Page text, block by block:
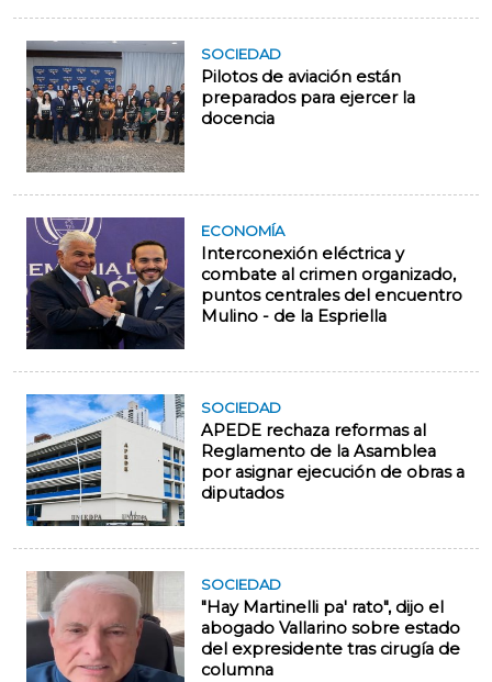
SOCIEDAD
Pilotos de aviación están
preparados para ejercer la
docencia
ECONOMÍA
Interconexión eléctrica y
combate al crimen organizado,
puntos centrales del encuentro
Mulino - de la Espriella
SOCIEDAD
APEDE rechaza reformas al
Reglamento de la Asamblea
por asignar ejecución de obras a
diputados
SOCIEDAD
"Hay Martinelli pa' rato", dijo el
abogado Vallarino sobre estado
del expresidente tras cirugía de
columna